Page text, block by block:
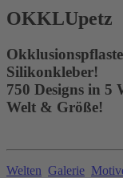
OKKLUpetz
Silikonkleber!
750 Designs in 5
Welt & Größe!
Welten Galerie